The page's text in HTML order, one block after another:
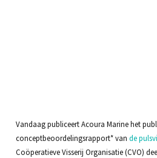
Vandaag publiceert Acoura Marine het
conceptbeoordelingsrapport* van de
Coöperatieve Visserij Organisatie (CVO)